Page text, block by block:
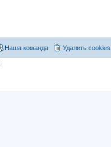
Удалить
Наша команда